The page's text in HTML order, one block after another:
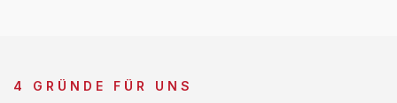
4 GRÜNDE FÜR UNS